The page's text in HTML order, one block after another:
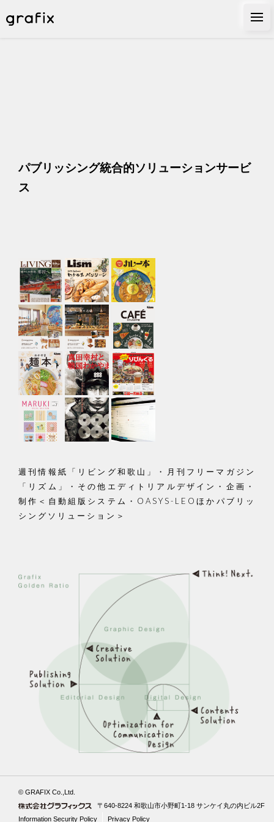
パブリッシング統合的ソリューションサービ
ス
週刊情報紙「リビング和歌山」・月刊フリーマガジン
「リズム」・その他エディトリアルデザイン・企画・
制作＜自動組版システム・OASYS-LEOほかパブリッ
シングソリューション＞
© GRAFIX Co.,Ltd.
〒640-8224 和歌山市小野町1-18 サンケイ丸の内ビル2F
Information Security Policy
Privacy Policy